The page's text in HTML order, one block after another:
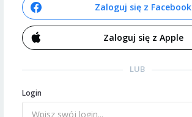
Zaloguj się z Facebook
Zaloguj się z Apple
LUB
Login